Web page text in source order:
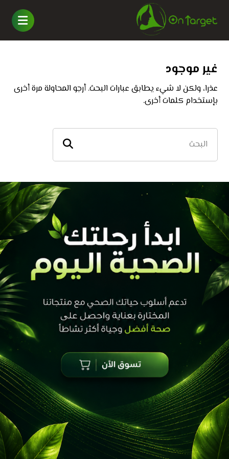
غير موجود
عذرا، ولكن لا شيء يطابق عبارات البحث. أرجو المحاولة مرة أخرى
بإستخدام كلمات أخرى.